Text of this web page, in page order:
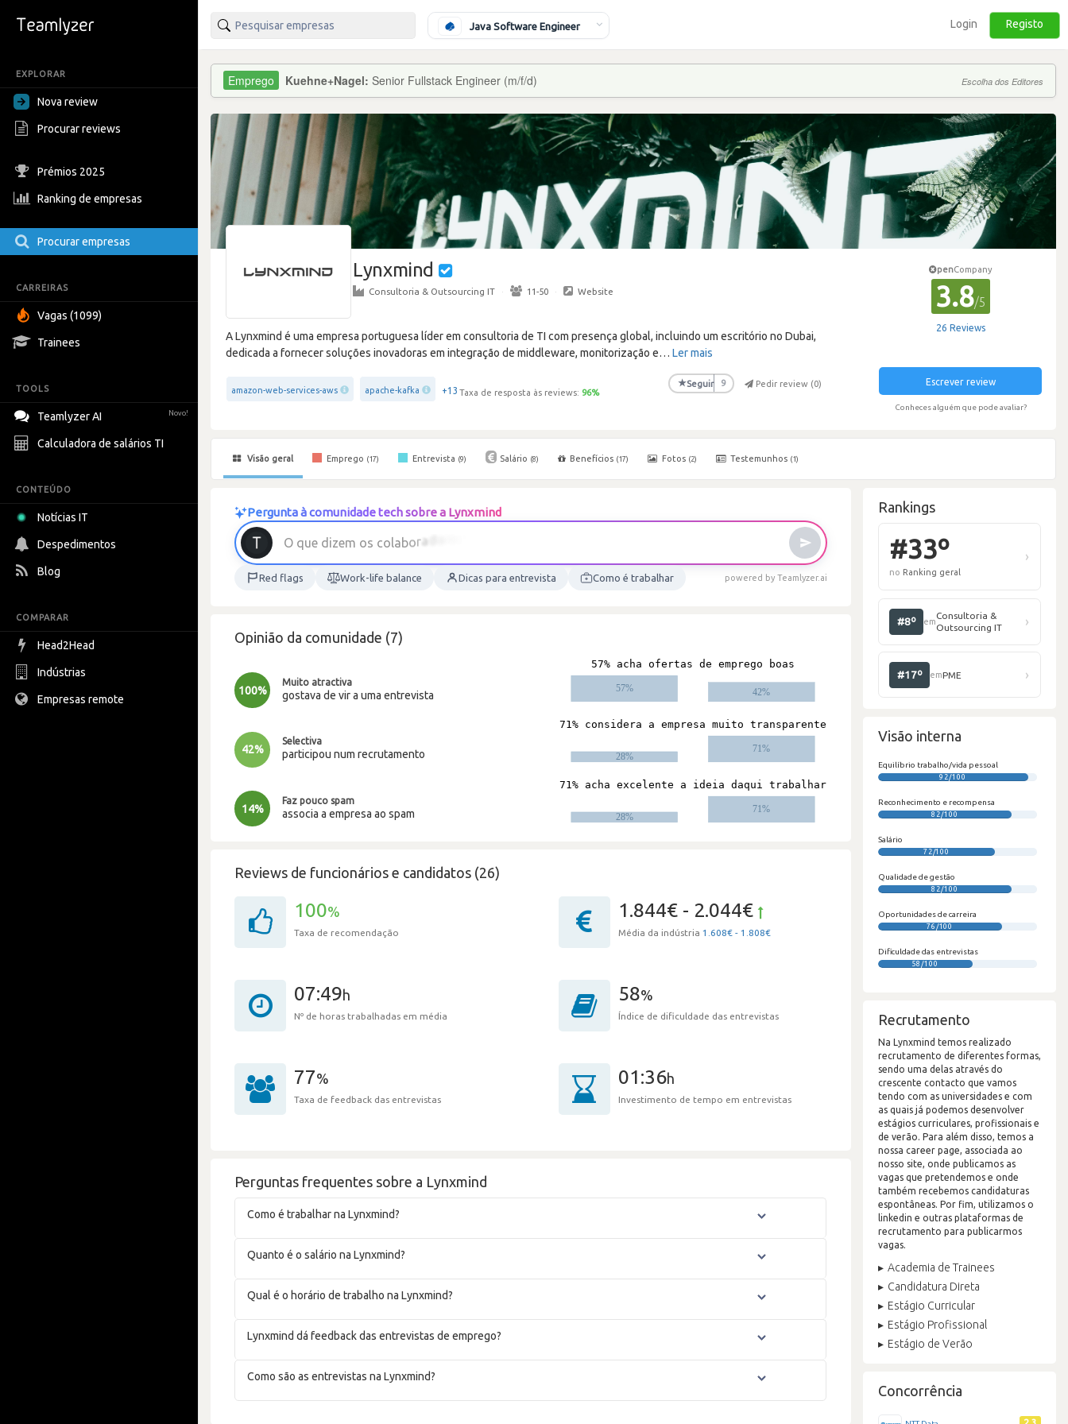
EXPLORAR
Nova review
Procurar reviews
Prémios 2025
Ranking de empresas
Procurar empresas
CARREIRAS
Vagas (1099)
Trainees
TOOLS
Teamlyzer AI Novo!
Calculadora de salários TI
CONTEÚDO
Notícias IT
Despedimentos
Blog
COMPARAR
Head2Head
Indústrias
Empresas remote
Java Software Engineer Login Registo
Kuehne+Nagel: Senior Fullstack Engineer (m/f/d) Escolha dos Editores
Lynxmind
Consultoria & Outsourcing IT · 11-50 · Website
A Lynxmind é uma empresa portuguesa líder em consultoria de TI com presença global, incluindo um escritório no Dubai,
dedicada a fornecer soluções inovadoras em integração de middleware, monitorização e… Ler mais
amazon-web-services-aws apache-kafka +13 Taxa de resposta às reviews: 96%
★Seguir 9 Pedir review (0)
penCompany
3.8/5
26 Reviews
Escrever review
Conheces alguém que pode avaliar?
Visão geral Emprego (17) Entrevista (9) Salário (8) Benefícios (17) Fotos (2) Testemunhos (1)
Pergunta à comunidade tech sobre a Lynxmind
Red flags Work-life balance Dicas para entrevista Como é trabalhar powered by Teamlyzer.ai
Opinião da comunidade (7)
100%
Muito atractiva
gostava de vir a uma entrevista
42%
Selectiva
participou num recrutamento
14%
Faz pouco spam
associa a empresa ao spam
Reviews de funcionários e candidatos (26)
100%
Taxa de recomendação
1.844€ - 2.044€
Média da indústria 1.608€ - 1.808€
07:49h
Nº de horas trabalhadas em média
58%
Índice de dificuldade das entrevistas
77%
Taxa de feedback das entrevistas
01:36h
Investimento de tempo em entrevistas
Perguntas frequentes sobre a Lynxmind
Como é trabalhar na Lynxmind?
Quanto é o salário na Lynxmind?
Qual é o horário de trabalho na Lynxmind?
Lynxmind dá feedback das entrevistas de emprego?
Como são as entrevistas na Lynxmind?
Rankings
Visão interna
Equilíbrio trabalho/vida pessoal
92/100
Reconhecimento e recompensa
82/100
Salário
72/100
Qualidade de gestão
82/100
Oportunidades de carreira
76/100
Dificuldade das entrevistas
58/100
Recrutamento
Na Lynxmind temos realizado
recrutamento de diferentes formas,
sendo uma delas através do
crescente contacto que vamos
tendo com as universidades e com
as quais já podemos desenvolver
estágios curriculares, profissionais e
de verão. Para além disso, temos a
nossa career page, associada ao
nosso site, onde publicamos as
vagas que pretendemos e onde
também recebemos candidaturas
espontâneas. Por fim, utilizamos o
linkedin e outras plataformas de
recrutamento para publicarmos
vagas.
Academia de Trainees
Candidatura Direta
Estágio Curricular
Estágio Profissional
Estágio de Verão
Concorrência